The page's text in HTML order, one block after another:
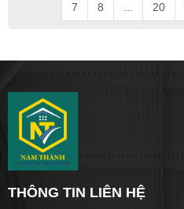
7 8 ... 20
THÔNG TIN LIÊN HỆ